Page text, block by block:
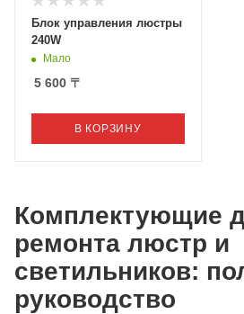
Блок управления люстры
240W
Мало
5 600 〒
В КОРЗИНУ
Комплектующие
ремонта люстр и
светильников:
руководство